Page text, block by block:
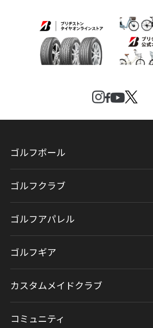
ゴルフボール
ゴルフクラブ
ゴルフアパレル
ゴルフギア
カスタムメイドクラブ
コミュニティ